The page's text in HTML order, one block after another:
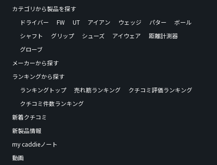
カテゴリから製品を探す
ドライバー
FW UT アイアン ウェッジ パター
ボール
シャフト
グリップ シューズ アイウェア
距離計測器
グローブ
メーカーから探す
ランキングから探す
ランキングトップ
売れ筋ランキング
クチコミ評価ランキング
クチコミ件数ランキング
新着クチコミ
新製品情報
my caddieノート
動画